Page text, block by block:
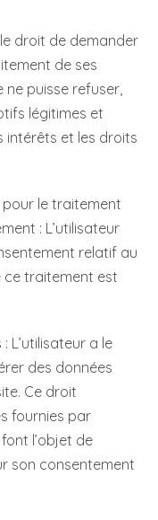
le droit de demander
de ses
ne puisse refuser,
légitimes et
intérêts et les droits
le traitement
: L’utilisateur
relatif au
ce traitement est
L’utilisateur a le
des données
Ce droit
fournies par
l’objet de
son consentement